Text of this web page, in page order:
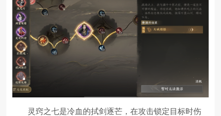
灵窍之七是冷血的拭剑逐芒，在攻击锁定目标时伤